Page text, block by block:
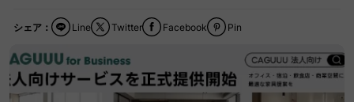
シェア： Facebook
Twitter Pin
Line